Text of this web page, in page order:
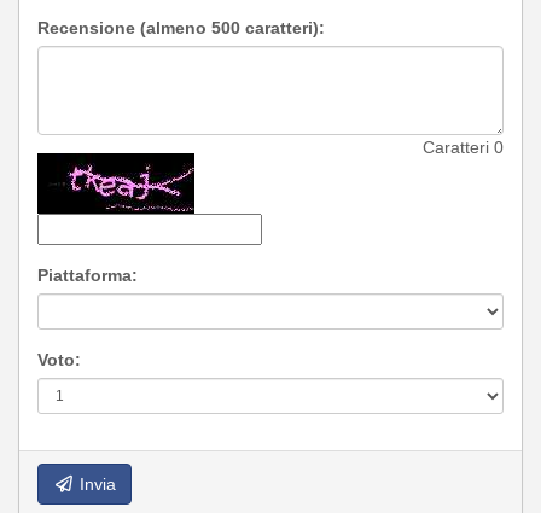
Recensione (almeno 500 caratteri):
Caratteri 0
Piattaforma:
Voto:
Invia